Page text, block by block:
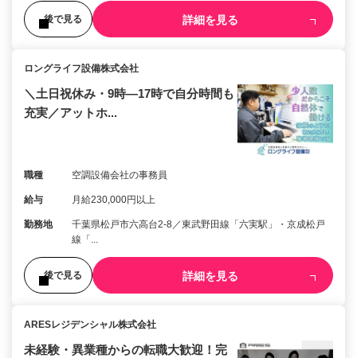
後で見る 詳細を見る
ロングライフ設備株式会社
＼土日祝休み・9時―17時で自分時間も
充実／アットホ...
職種 空調設備会社の事務員
給与 月給230,000円以上
勤務地
千葉県松戸市六高台2-8／東武野田線「六実駅」・京成松戸
線「...
後で見る 詳細を見る
ARESレジデンシャル株式会社
未経験・異業種からの転職大歓迎！完